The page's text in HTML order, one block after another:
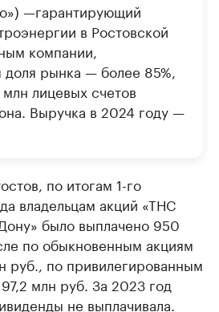
—гарантирующий
в Ростовской
компании,
рынка — более 85%,
лицевых счетов
Выручка в 2024 году —
по итогам 1-го
владельцам акций «ТНС
было выплачено 950
по обыкновенным акциям
по привилегированным
млн руб. За 2023 год
не выплачивала.